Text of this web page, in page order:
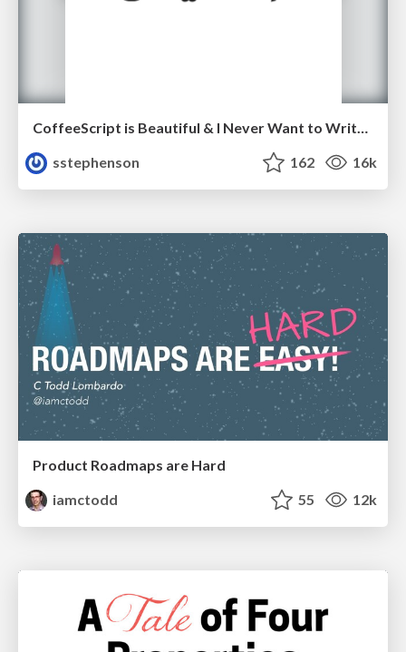
CoffeeScript is Beautiful & I Never Want to Write Plain JavaScript Again
sstephenson
162 16k
Product Roadmaps are Hard
iamctodd
55 12k